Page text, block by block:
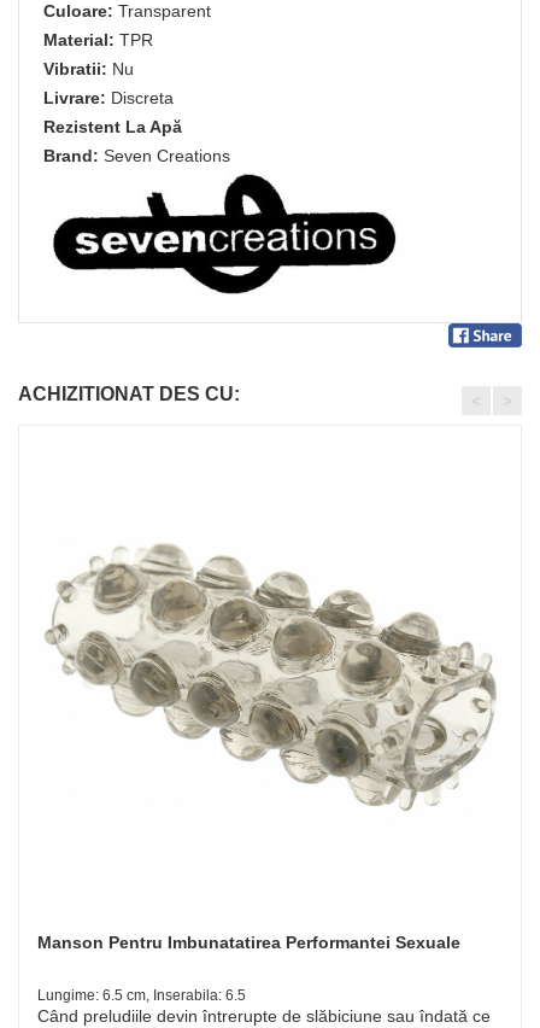
Culoare: Transparent
Material: TPR
Vibratii: Nu
Livrare: Discreta
Rezistent La Apă
Brand: Seven Creations
ACHIZITIONAT DES CU:
Manson Pentru Imbunatatirea Performantei Sexuale
Lungime: 6.5 cm, Inserabila: 6.5
Când preludiile devin întrerupte de slăbiciune sau îndată ce
< >